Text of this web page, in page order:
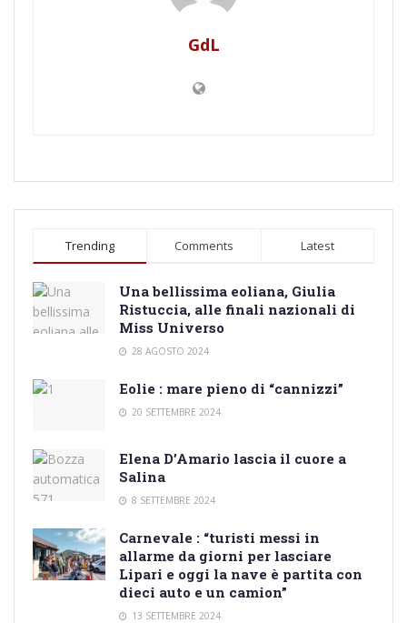
GdL
Trending Comments Latest
Una bellissima eoliana, Giulia
Ristuccia, alle finali nazionali di
Miss Universo
28 AGOSTO 2024
Eolie : mare pieno di “cannizzi”
20 SETTEMBRE 2024
Elena D’Amario lascia il cuore a
Salina
8 SETTEMBRE 2024
Carnevale : “turisti messi in
allarme da giorni per lasciare
Lipari e oggi la nave è partita con
dieci auto e un camion”
13 SETTEMBRE 2024